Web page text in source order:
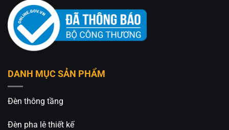
DANH MỤC SẢN PHẨM
Đèn thông tầng
Đèn pha lê thiết kế